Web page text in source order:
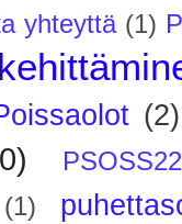
yhteyttä (1)
(2)
(1)